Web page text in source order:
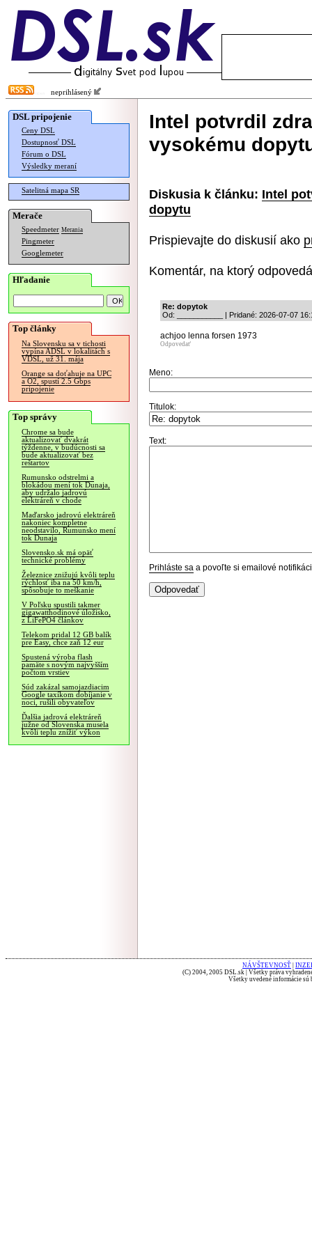
neprihlásený
DSL pripojenie
Ceny DSL
Dostupnosť DSL
Fórum o DSL
Výsledky meraní
Satelitná mapa SR
Merače
Speedmeter Merania
Pingmeter
Googlemeter
Hľadanie
Top články
Na Slovensku sa v tichosti
vypína ADSL v lokalitách s
VDSL, už 31. mája
Orange sa doťahuje na UPC
a O2, spustí 2.5 Gbps
pripojenie
Top správy
Chrome sa bude
aktualizovať dvakrát
týždenne, v budúcnosti sa
bude aktualizovať bez
reštartov
Rumunsko odstrelmi a
blokádou mení tok Dunaja,
aby udržalo jadrovú
elektráreň v chode
Maďarsko jadrovú elektráreň
nakoniec kompletne
neodstavilo, Rumunsko mení
tok Dunaja
Slovensko.sk má opäť
technické problémy
Železnice znižujú kvôli teplu
rýchlosť iba na 50 km/h,
spôsobuje to meškanie
V Poľsku spustili takmer
gigawatthodinové úložisko,
z LiFePO4 článkov
Telekom pridal 12 GB balík
pre Easy, chce zaň 12 eur
Spustená výroba flash
pamäte s novým najvyšším
počtom vrstiev
Súd zakázal samojazdiacim
Google taxíkom dobíjanie v
noci, rušili obyvateľov
Ďalšia jadrová elektráreň
južne od Slovenska musela
kvôli teplu znížiť výkon
Intel potvrdil
vysokému
Diskusia k článku: Intel
dopytu
Prispievajte do diskusií ako
Komentár, na ktorý
Re: dopytok
Od: ___________ | Pridané: 2026-07-07
achjoo lenna forsen 1973
Odpovedať
Meno:
Titulok:
Text:
Prihláste sa a povoľte si emailové
NÁVŠTEVNOSŤ
(C) 2004, 2005 DSL.sk | Všetky práva
Všetky uvedené informácie sú